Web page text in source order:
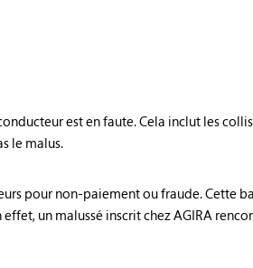
est en faute. Cela inclut les
le malus.
pour non-paiement ou fraude. Cette
effet, un malussé inscrit chez AGIRA